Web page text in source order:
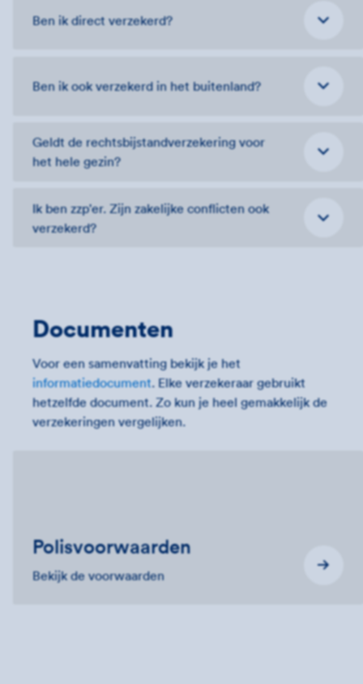
Ben ik direct verzekerd?
Ben ik ook verzekerd in het buitenland?
Geldt de rechtsbijstandverzekering voor
het hele gezin?
Ik ben zzp'er. Zijn zakelijke conflicten ook
verzekerd?
Documenten
Voor een samenvatting bekijk je het
informatiedocument. Elke verzekeraar gebruikt
hetzelfde document. Zo kun je heel gemakkelijk de
verzekeringen vergelijken.
Polis­voorwaarden
Bekijk de voorwaarden